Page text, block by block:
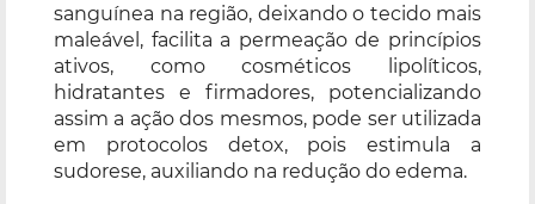
sanguínea na região, deixando o tecido mais
maleável, facilita a permeação de princípios
ativos, como cosméticos lipolíticos,
hidratantes e firmadores, potencializando
assim a ação dos mesmos, pode ser utilizada
em protocolos detox, pois estimula a
sudorese, auxiliando na redução do edema.